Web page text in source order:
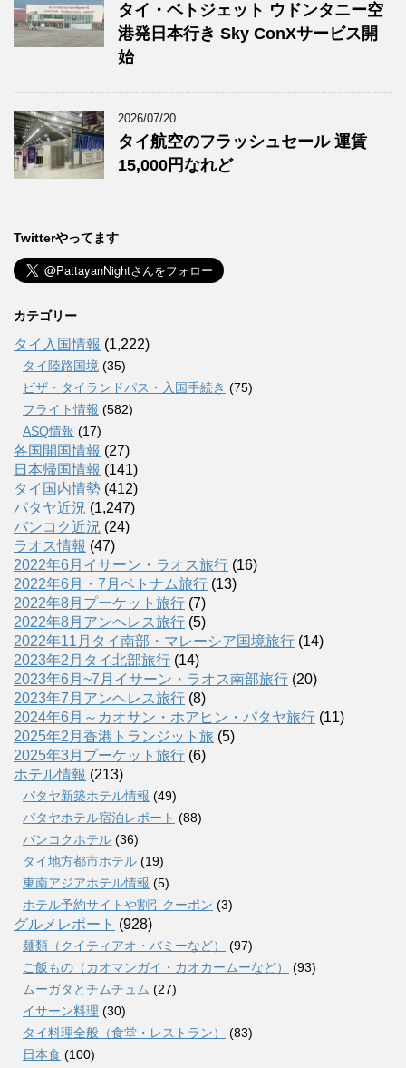
タイ・ベトジェット ウドンタニー空
港発日本行き Sky ConXサービス開
始
2026/07/20
タイ航空のフラッシュセール 運賃
15,000円なれど
Twitterやってます
カテゴリー
タイ入国情報 (1,222)
タイ陸路国境 (35)
ビザ・タイランドパス・入国手続き (75)
フライト情報 (582)
ASQ情報 (17)
各国開国情報 (27)
日本帰国情報 (141)
タイ国内情勢 (412)
パタヤ近況 (1,247)
バンコク近況 (24)
ラオス情報 (47)
2022年6月イサーン・ラオス旅行 (16)
2022年6月・7月ベトナム旅行 (13)
2022年8月プーケット旅行 (7)
2022年8月アンヘレス旅行 (5)
2022年11月タイ南部・マレーシア国境旅行 (14)
2023年2月タイ北部旅行 (14)
2023年6月~7月イサーン・ラオス南部旅行 (20)
2023年7月アンヘレス旅行 (8)
2024年6月～カオサン・ホアヒン・パタヤ旅行 (11)
2025年2月香港トランジット旅 (5)
2025年3月プーケット旅行 (6)
ホテル情報 (213)
パタヤ新築ホテル情報 (49)
パタヤホテル宿泊レポート (88)
バンコクホテル (36)
タイ地方都市ホテル (19)
東南アジアホテル情報 (5)
ホテル予約サイトや割引クーポン (3)
グルメレポート (928)
麺類（クイティアオ・バミーなど）
(97)
ご飯もの（カオマンガイ・カオカームーなど）
(93)
ムーガタとチムチュム (27)
イサーン料理 (30)
タイ料理全般（食堂・レストラン）
(83)
日本食 (100)